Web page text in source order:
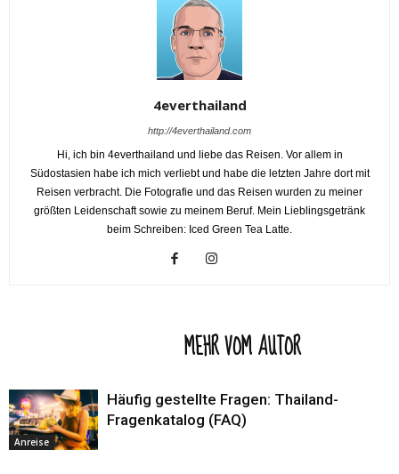
4everthailand
http://4everthailand.com
Hi, ich bin 4everthailand und liebe das Reisen. Vor allem in
Südostasien habe ich mich verliebt und habe die letzten Jahre dort mit
Reisen verbracht. Die Fotografie und das Reisen wurden zu meiner
größten Leidenschaft sowie zu meinem Beruf. Mein Lieblingsgetränk
beim Schreiben: Iced Green Tea Latte.
MEHR VOM AUTOR
Anreise
Häufig gestellte Fragen: Thailand-
Fragenkatalog (FAQ)